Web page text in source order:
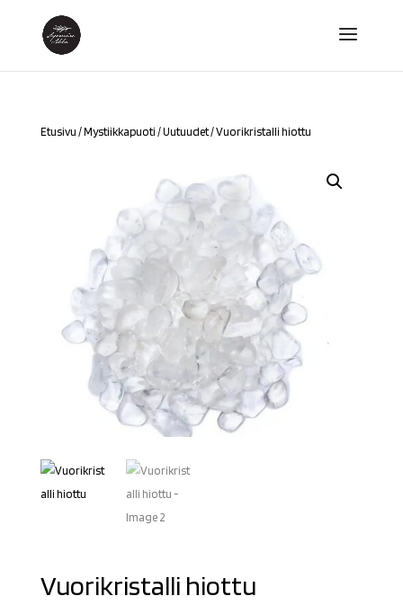
Etusivu /Mystiikkapuoti /Uutuudet/ Vuorikristalli hiottu
Vuorikristalli hiottu